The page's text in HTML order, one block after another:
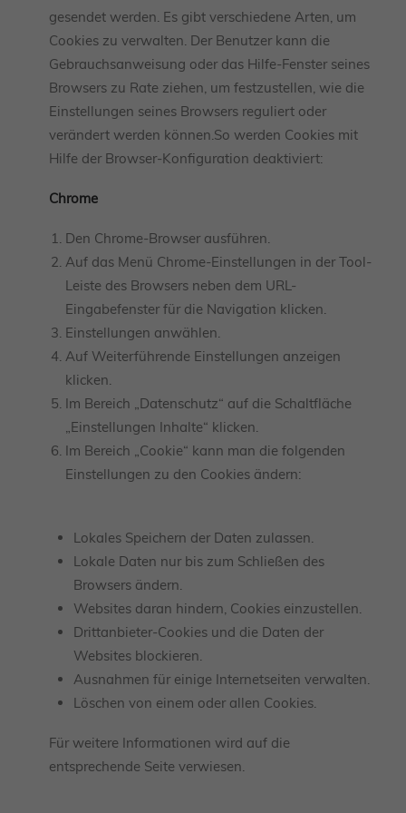
gesendet werden. Es gibt verschiedene Arten, um
Cookies zu verwalten. Der Benutzer kann die
Gebrauchsanweisung oder das Hilfe-Fenster seines
Browsers zu Rate ziehen, um festzustellen, wie die
Einstellungen seines Browsers reguliert oder
verändert werden können.So werden Cookies mit
Hilfe der Browser-Konfiguration deaktiviert:
Chrome
Den Chrome-Browser ausführen.
Auf das Menü Chrome-Einstellungen in der Tool-
Leiste des Browsers neben dem URL-
Eingabefenster für die Navigation klicken.
Einstellungen anwählen.
Auf Weiterführende Einstellungen anzeigen
klicken.
Im Bereich „Datenschutz“ auf die Schaltfläche
„Einstellungen Inhalte“ klicken.
Im Bereich „Cookie“ kann man die folgenden
Einstellungen zu den Cookies ändern:
Lokales Speichern der Daten zulassen.
Lokale Daten nur bis zum Schließen des
Browsers ändern.
Websites daran hindern, Cookies einzustellen.
Drittanbieter-Cookies und die Daten der
Websites blockieren.
Ausnahmen für einige Internetseiten verwalten.
Löschen von einem oder allen Cookies.
Für weitere Informationen wird auf die
entsprechende Seite verwiesen.